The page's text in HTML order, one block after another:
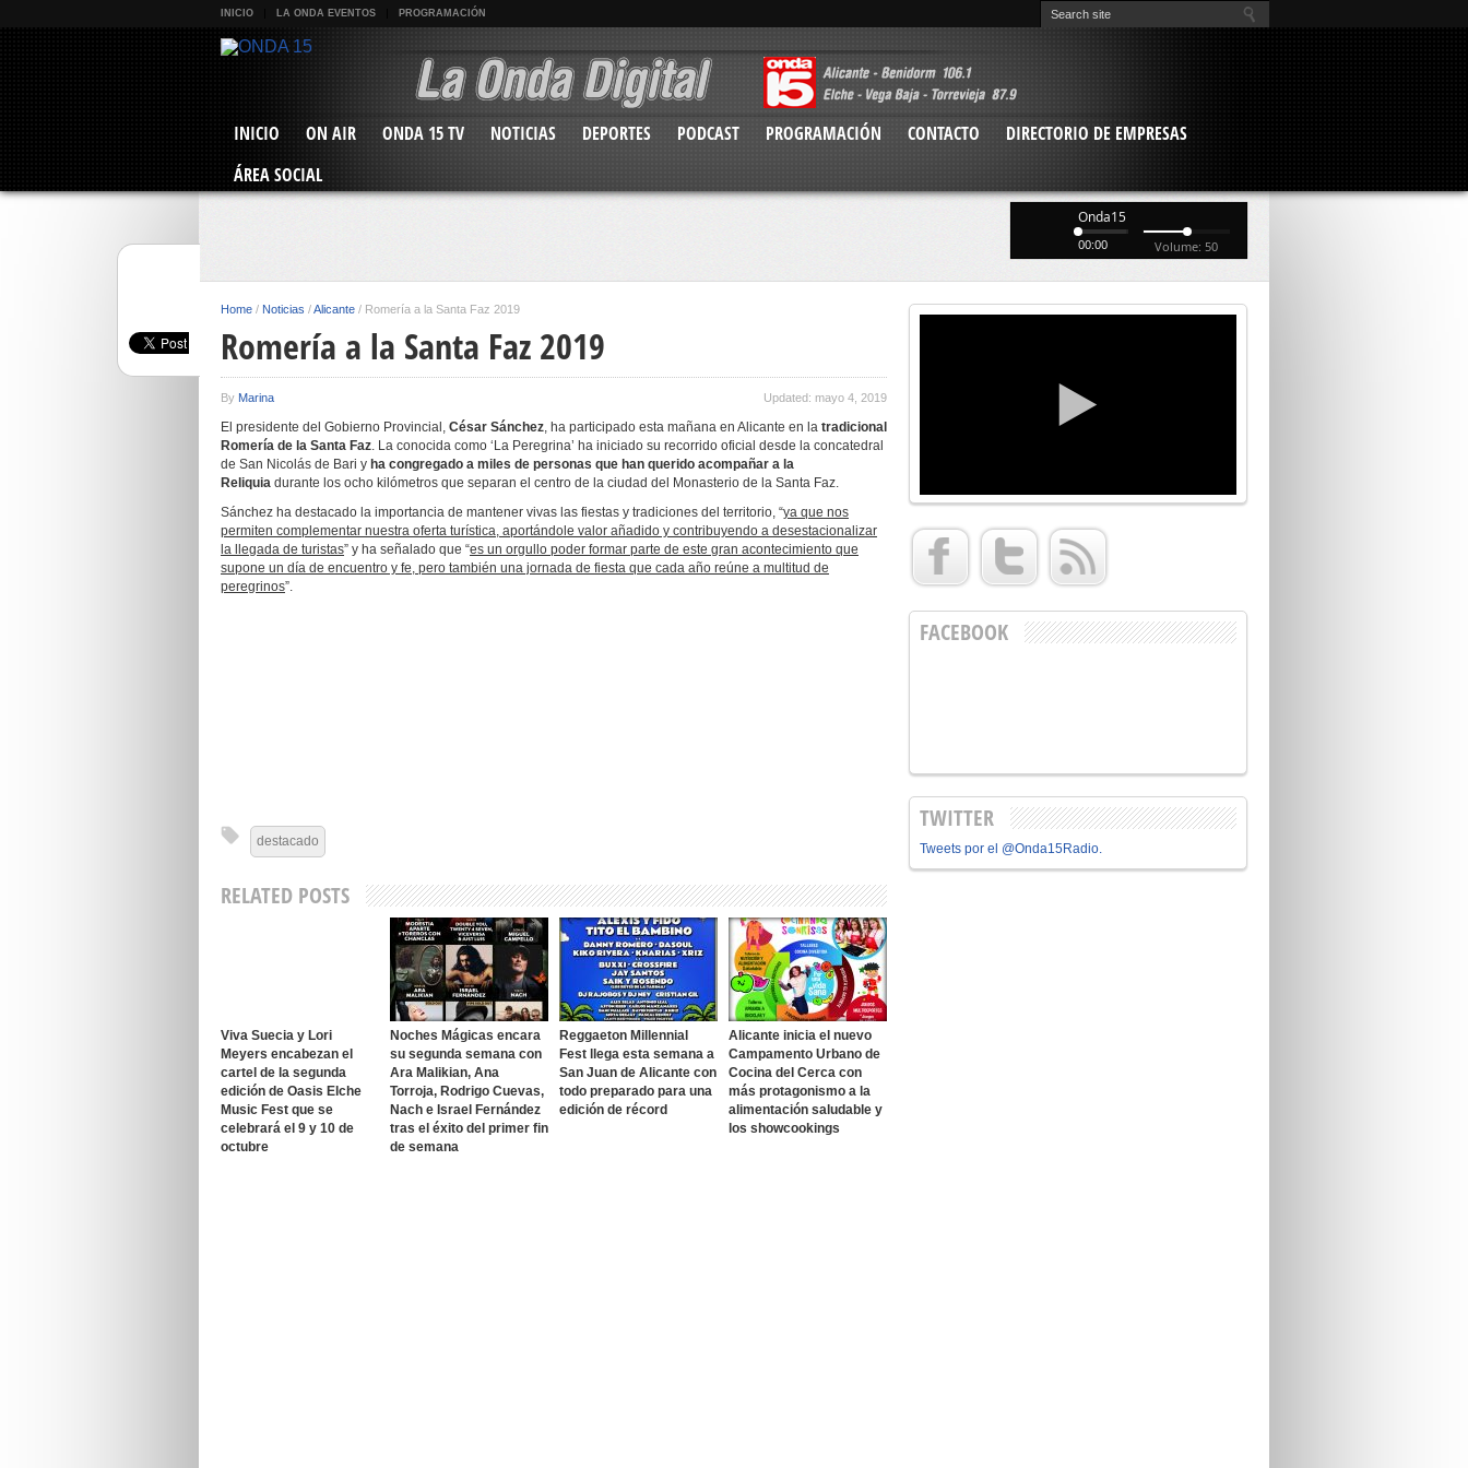
INICIO LA ONDA EVENTOS PROGRAMACIÓN
INICIO ON AIR ONDA 15 TV NOTICIAS DEPORTES PODCAST PROGRAMACIÓN CONTACTO
DIRECTORIO DE EMPRESAS
ÁREA SOCIAL
Onda15
00:00 Volume: 50
Home / Noticias /Alicante / Romería a la Santa Faz 2019
Romería a la Santa Faz 2019
By Marina Updated: mayo 4, 2019
El presidente del Gobierno Provincial, César Sánchez, ha participado esta mañana en Alicante en la tradicional
Romería de la Santa Faz. La conocida como ‘La Peregrina’ ha iniciado su recorrido oficial desde la concatedral
de San Nicolás de Bari y ha congregado a miles de personas que han querido acompañar a la
Reliquia durante los ocho kilómetros que separan el centro de la ciudad del Monasterio de la Santa Faz.
Sánchez ha destacado la importancia de mantener vivas las fiestas y tradiciones del territorio, “ya que nos
permiten complementar nuestra oferta turística, aportándole valor añadido y contribuyendo a desestacionalizar
la llegada de turistas” y ha señalado que “es un orgullo poder formar parte de este gran acontecimiento que
supone un día de encuentro y fe, pero también una jornada de fiesta que cada año reúne a multitud de
peregrinos”.
destacado
RELATED POSTS
Viva Suecia y Lori
Meyers encabezan el
cartel de la segunda
edición de Oasis Elche
Music Fest que se
celebrará el 9 y 10 de
octubre
Noches Mágicas encara
su segunda semana con
Ara Malikian, Ana
Torroja, Rodrigo Cuevas,
Nach e Israel Fernández
tras el éxito del primer fin
de semana
Reggaeton Millennial
Fest llega esta semana a
San Juan de Alicante con
todo preparado para una
edición de récord
Alicante inicia el nuevo
Campamento Urbano de
Cocina del Cerca con
más protagonismo a la
alimentación saludable y
los showcookings
FACEBOOK
TWITTER
Tweets por el @Onda15Radio.